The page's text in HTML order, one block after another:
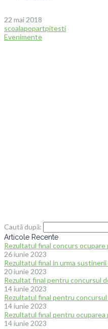
22 mai 2018
scoalapopartpitesti
Evenimente
Caută după:
Articole Recente
Rezultatul final concurs
26 iunie 2023
Rezultatul final in urma
20 iunie 2023
Rezultat final pentru concursul
14 iunie 2023
Rezultatul final pentru
14 iunie 2023
Rezultatul final pentru
14 iunie 2023